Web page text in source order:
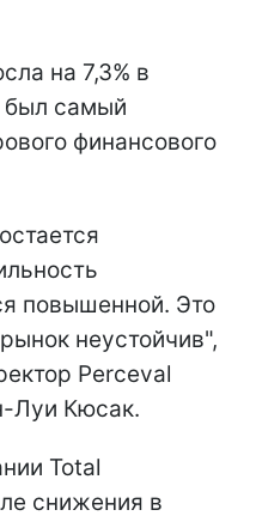
на 7,3% в
был самый
финансового
повышенной. Это
неустойчив",
Perceval
Луи Кюсак.
Total
снижения в